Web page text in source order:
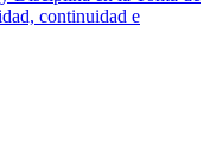
continuidad e